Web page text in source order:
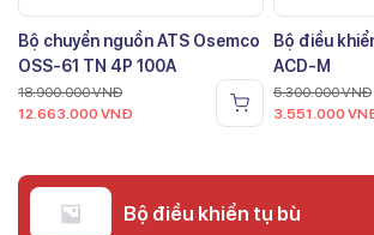
Bộ chuyển nguồn ATS Osemco
OSS-61 TN 4P 100A
18.900.000VNĐ
12.663.000 VNĐ
Bộ điều
ACD-M
5.300.000VNĐ
3.551.000
Bộ điều khiển tụ bù